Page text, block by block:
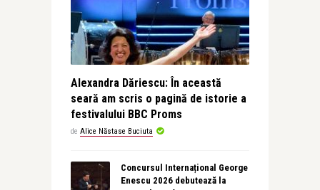
Alexandra Dăriescu: În această
seară am scris o pagină de istorie a
festivalului BBC Proms
de Alice Năstase Buciuta
Concursul Internațional George
Enescu 2026 debutează la